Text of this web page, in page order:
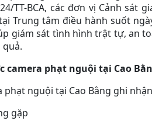
TT-BCA, các đơn vị Cảnh sát
Trung tâm điều hành suốt
giám sát tình hình trật tự, an
camera phạt nguội tại Cao
phạt nguội tại Cao Bằng ghi
gặp